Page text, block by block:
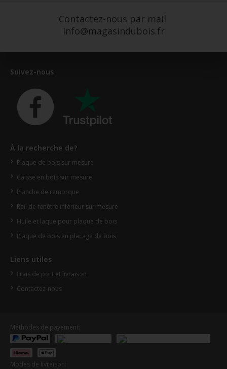
Contactez-nous par mail
info@magasindubois.fr
Suivez-nous
À la recherche de?
Plaque de bois sur mesure
Caisse en bois sur mesure
Planche de remorque
Rail de fenêtre inférieur sur mesure
Huile et laque pour plaque de bois
Plaque de bois en placage de bois
Liens utiles
Frais de port et livraison
Contactez-nous
Méthodes de payement:
Modes de livraison: